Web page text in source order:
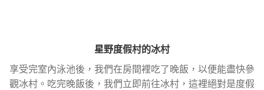
星野度假村的冰村
享受完室內泳池後，我們在房間裡吃了晚飯，以便能盡快參
觀冰村。吃完晚飯後，我們立即前往冰村，這裡絕對是度假